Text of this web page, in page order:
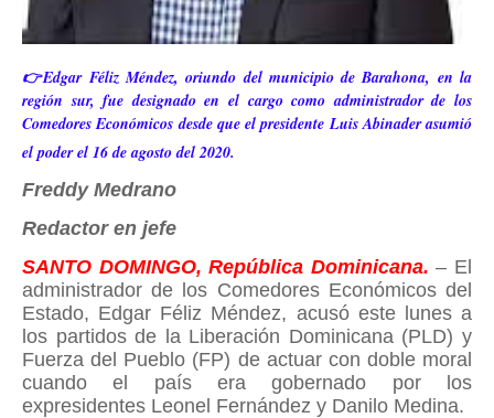
👉Edgar Féliz Méndez, oriundo del municipio de Barahona, en la
región sur, fue designado en el cargo como administrador de los
Comedores Económicos desde que el presidente Luis Abinader asumió
el poder el 16 de agosto del 2020.
Freddy Medrano
Redactor en jefe
SANTO DOMINGO, República Dominicana. – El
administrador de los Comedores Económicos del
Estado, Edgar Féliz Méndez, acusó este lunes a
los partidos de la Liberación Dominicana (PLD) y
Fuerza del Pueblo (FP) de actuar con doble moral
cuando el país era gobernado por los
expresidentes Leonel Fernández y Danilo Medina.